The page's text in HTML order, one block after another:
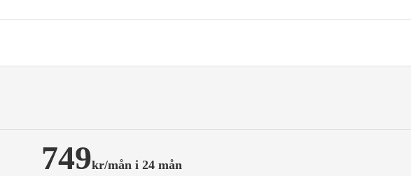
749kr/mån i 24 mån